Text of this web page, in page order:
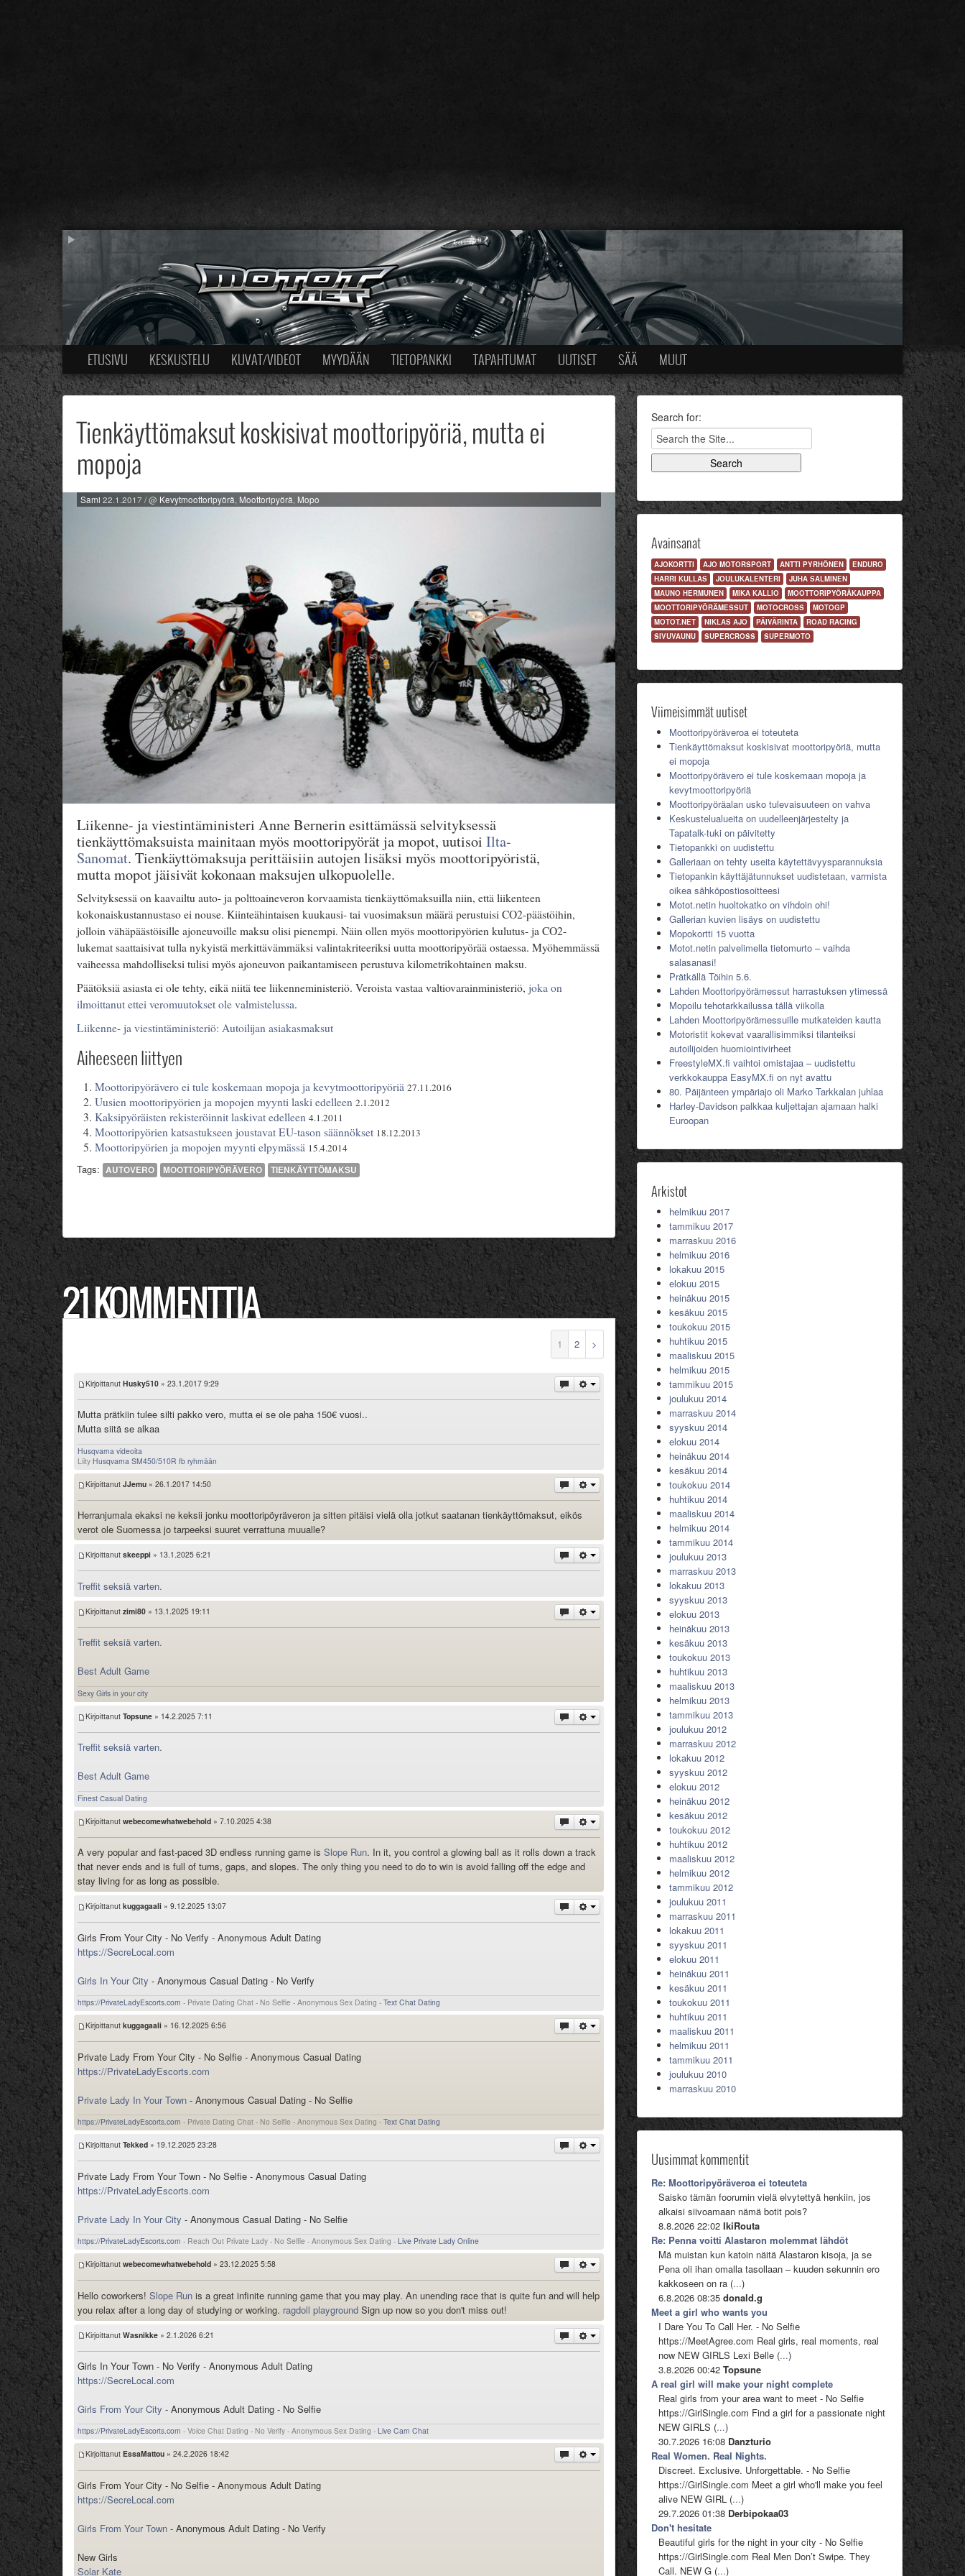
ETUSIVU KESKUSTELU KUVAT/VIDEOT MYYDÄÄN TIETOPANKKI TAPAHTUMAT UUTISET SÄÄ MUUT
Tienkäyttömaksut koskisivat moottoripyöriä, mutta ei
mopoja
Sami 22.1.2017 / @ Kevytmoottoripyörä, Moottoripyörä Mopo
Liikenne- ja viestintäministeri Anne Bernerin esittämässä selvityksessä
tienkäyttömaksuista mainitaan myös moottoripyörät ja mopot, uutisoi Ilta-
Sanomat. Tienkäyttömaksuja perittäisiin autojen lisäksi myös moottoripyöristä,
mutta mopot jäisivät kokonaan maksujen ulkopuolelle.
Selvityksessä on kaavailtu auto- ja polttoaineveron korvaamista tienkäyttömaksuilla niin, että liikenteen
kokonaiskustannustaso ei nouse. Kiinteähintaisen kuukausi- tai vuosimaksun määrä perustuisi CO2-päästöihin,
jolloin vähäpäästöisille ajoneuvoille maksu olisi pienempi. Näin ollen myös moottoripyörien kulutus- ja CO2-
lukemat saattaisivat tulla nykyistä merkittävämmäksi valintakriteeriksi uutta moottoripyörää ostaessa. Myöhemmässä
vaiheessa mahdolliseksi tulisi myös ajoneuvon paikantamiseen perustuva kilometrikohtainen maksu.
Päätöksiä asiasta ei ole tehty, eikä niitä tee liikenneministeriö. Veroista vastaa valtiovarainministeriö, joka on
ilmoittanut ettei veromuutokset ole valmistelussa.
Liikenne- ja viestintäministeriö: Autoilijan asiakasmaksut
Aiheeseen liittyen
Moottoripyörävero ei tule koskemaan mopoja ja kevytmoottoripyöriä 27.11.2016
Uusien moottoripyörien ja mopojen myynti laski edelleen 2.1.2012
Kaksipyöräisten rekisteröinnit laskivat edelleen 4.1.2011
Moottoripyörien katsastukseen joustavat EU-tason säännökset 18.12.2013
Moottoripyörien ja mopojen myynti elpymässä 15.4.2014
Tags: AUTOVERO MOOTTORIPYÖRÄVERO TIENKÄYTTÖMAKSU
21 KOMMENTTIA
1 2 >
Kirjoittanut Husky510 » 23.1.2017 9:29
Mutta prätkiin tulee silti pakko vero, mutta ei se ole paha 150€ vuosi..
Mutta siitä se alkaa
Husqvarna videoita
Liity Husqvarna SM450/510R fb ryhmään
Kirjoittanut JJemu » 26.1.2017 14:50
Herranjumala ekaksi ne keksii jonku moottoripöyräveron ja sitten pitäisi vielä olla jotkut saatanan tienkäyttömaksut, eikös
verot ole Suomessa jo tarpeeksi suuret verrattuna muualle?
Kirjoittanut skeeppi » 13.1.2025 6:21
Treffit seksiä varten.
Kirjoittanut zimi80 » 13.1.2025 19:11
Treffit seksiä varten.
Best Adult Game
Sexy Girls in your city
Kirjoittanut Topsune » 14.2.2025 7:11
Treffit seksiä varten.
Best Adult Game
Finest Сasual Dating
Kirjoittanut webecomewhatwebehold » 7.10.2025 4:38
A very popular and fast-paced 3D endless running game is Slope Run. In it, you control a glowing ball as it rolls down a track
that never ends and is full of turns, gaps, and slopes. The only thing you need to do to win is avoid falling off the edge and
stay living for as long as possible.
Kirjoittanut kuggagaali » 9.12.2025 13:07
Girls From Your City - No Verify - Anonymous Adult Dating
https://SecreLocal.com
Girls In Your City - Anonymous Casual Dating - No Verify
https://PrivateLadyEscorts.com - Private Dating Chat - No Selfie - Anonymous Sex Dating - Text Chat Dating
Kirjoittanut kuggagaali » 16.12.2025 6:56
Private Lady From Your City - No Selfie - Anonymous Casual Dating
https://PrivateLadyEscorts.com
Private Lady In Your Town - Anonymous Casual Dating - No Selfie
https://PrivateLadyEscorts.com - Private Dating Chat - No Selfie - Anonymous Sex Dating - Text Chat Dating
Kirjoittanut Tekked » 19.12.2025 23:28
Private Lady From Your Town - No Selfie - Anonymous Casual Dating
https://PrivateLadyEscorts.com
Private Lady In Your City - Anonymous Casual Dating - No Selfie
https://PrivateLadyEscorts.com - Reach Out Private Lady - No Selfie - Anonymous Sex Dating - Live Private Lady Online
Kirjoittanut webecomewhatwebehold » 23.12.2025 5:58
Hello coworkers! Slope Run is a great infinite running game that you may play. An unending race that is quite fun and will help
you relax after a long day of studying or working. ragdoll playground Sign up now so you don't miss out!
Kirjoittanut Wasnikke » 2.1.2026 6:21
Girls In Your Town - No Verify - Anonymous Adult Dating
https://SecreLocal.com
Girls From Your City - Anonymous Adult Dating - No Selfie
https://PrivateLadyEscorts.com - Voice Chat Dating - No Verify - Anonymous Sex Dating - Live Cam Chat
Kirjoittanut EssaMattou » 24.2.2026 18:42
Girls From Your City - No Selfie - Anonymous Adult Dating
https://SecreLocal.com
Girls From Your Town - Anonymous Adult Dating - No Verify
New Girls
Solar Kate
Search for:
Avainsanat
AJOKORTTI AJO MOTORSPORT ANTTI PYRHÖNEN
ENDURO
HARRI KULLAS
JOULUKALENTERI
JUHA SALMINEN
MAUNO HERMUNEN
MIKA KALLIO
MOOTTORIPYÖRÄKAUPPA
MOOTTORIPYÖRÄMESSUT
MOTOCROSS
MOTOGP
MOTOT.NET
NIKLAS AJO PÄIVÄRINTA
ROAD RACING
SIVUVAUNU
SUPERCROSS SUPERMOTO
Viimeisimmät uutiset
Moottoripyöräveroa ei toteuteta
Tienkäyttömaksut koskisivat moottoripyöriä, mutta
ei mopoja
Moottoripyörävero ei tule koskemaan mopoja ja
kevytmoottoripyöriä
Moottoripyöräalan usko tulevaisuuteen on vahva
Keskustelualueita on uudelleenjärjestelty ja
Tapatalk-tuki on päivitetty
Tietopankki on uudistettu
Galleriaan on tehty useita käytettävyysparannuksia
Tietopankin käyttäjätunnukset uudistetaan, varmista
oikea sähköpostiosoitteesi
Motot.netin huoltokatko on vihdoin ohi!
Gallerian kuvien lisäys on uudistettu
Mopokortti 15 vuotta
Motot.netin palvelimella tietomurto – vaihda
salasanasi!
Prätkällä Töihin 5.6.
Lahden Moottoripyörämessut harrastuksen ytimessä
Mopoilu tehotarkkailussa tällä viikolla
Lahden Moottoripyörämessuille mutkateiden kautta
Motoristit kokevat vaarallisimmiksi tilanteiksi
autoilijoiden huomiointivirheet
FreestyleMX.fi vaihtoi omistajaa – uudistettu
verkkokauppa EasyMX.fi on nyt avattu
80. Päijänteen ympäriajo oli Marko Tarkkalan juhlaa
Harley-Davidson palkkaa kuljettajan ajamaan halki
Euroopan
Arkistot
helmikuu 2017
tammikuu 2017
marraskuu 2016
helmikuu 2016
lokakuu 2015
elokuu 2015
heinäkuu 2015
kesäkuu 2015
toukokuu 2015
huhtikuu 2015
maaliskuu 2015
helmikuu 2015
tammikuu 2015
joulukuu 2014
marraskuu 2014
syyskuu 2014
elokuu 2014
heinäkuu 2014
kesäkuu 2014
toukokuu 2014
huhtikuu 2014
maaliskuu 2014
helmikuu 2014
tammikuu 2014
joulukuu 2013
marraskuu 2013
lokakuu 2013
syyskuu 2013
elokuu 2013
heinäkuu 2013
kesäkuu 2013
toukokuu 2013
huhtikuu 2013
maaliskuu 2013
helmikuu 2013
tammikuu 2013
joulukuu 2012
marraskuu 2012
lokakuu 2012
syyskuu 2012
elokuu 2012
heinäkuu 2012
kesäkuu 2012
toukokuu 2012
huhtikuu 2012
maaliskuu 2012
helmikuu 2012
tammikuu 2012
joulukuu 2011
marraskuu 2011
lokakuu 2011
syyskuu 2011
elokuu 2011
heinäkuu 2011
kesäkuu 2011
toukokuu 2011
huhtikuu 2011
maaliskuu 2011
helmikuu 2011
tammikuu 2011
joulukuu 2010
marraskuu 2010
Uusimmat kommentit
Re: Moottoripyöräveroa ei toteuteta
Saisko tämän foorumin vielä elvytettyä henkiin, jos
alkaisi siivoamaan nämä botit pois?
8.8.2026 22:02 IkiRouta
Re: Penna voitti Alastaron molemmat lähdöt
Mä muistan kun katoin näitä Alastaron kisoja, ja se
Pena oli ihan omalla tasollaan – kuuden sekunnin ero
kakkoseen on ra (...)
6.8.2026 08:35 donald.g
Meet a girl who wants you
I Dare You To Call Her. - No Selfie
https://MeetAgree.com Real girls, real moments, real
now NEW GIRLS Lexi Belle (...)
3.8.2026 00:42 Topsune
A real girl will make your night complete
Real girls from your area want to meet - No Selfie
https://GirlSingle.com Find a girl for a passionate night
NEW GIRLS (...)
30.7.2026 16:08 Danzturio
Real Women. Real Nights.
Discreet. Exclusive. Unforgettable. - No Selfie
https://GirlSingle.com Meet a girl who'll make you feel
alive NEW GIRL (...)
29.7.2026 01:38 Derbipokaa03
Don't hesitate
Beautiful girls for the night in your city - No Selfie
https://GirlSingle.com Real Men Don’t Swipe. They
Call. NEW G (...)